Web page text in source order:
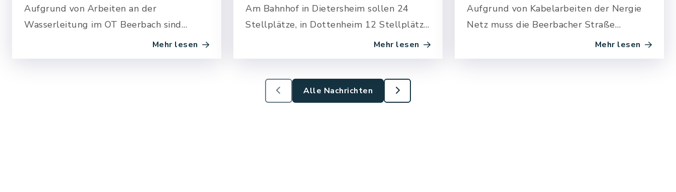
Aufgrund von Arbeiten an der
Wasserleitung im OT Beerbach sind
mehrere Straßenzüge von Sperrungen
betroffen.
Mehr lesen
Am Bahnhof in Dietersheim sollen 24
Stellplätze, in Dottenheim 12 Stellplätze
geschaffen werden. Durch eine
Überdachung können die Fahrräder…
Mehr lesen
Aufgrund von Kabelarbeiten der Nergie
Netz muss die Beerbacher Straße
voraussichtlich ab dem 20.07.26 für zwei
Wochen halbseitig gesperrt werden.
Mehr lesen
Alle Nachrichten